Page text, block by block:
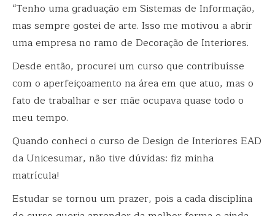
“Tenho uma graduação em Sistemas de Informação,
mas sempre gostei de arte. Isso me motivou a abrir
uma empresa no ramo de Decoração de Interiores.
Desde então, procurei um curso que contribuísse
com o aperfeiçoamento na área em que atuo, mas o
fato de trabalhar e ser mãe ocupava quase todo o
meu tempo.
Quando conheci o curso de Design de Interiores EAD
da Unicesumar, não tive dúvidas: fiz minha
matrícula!
Estudar se tornou um prazer, pois a cada disciplina